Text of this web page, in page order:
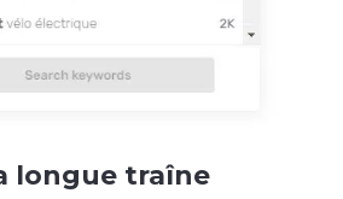
longue traîne